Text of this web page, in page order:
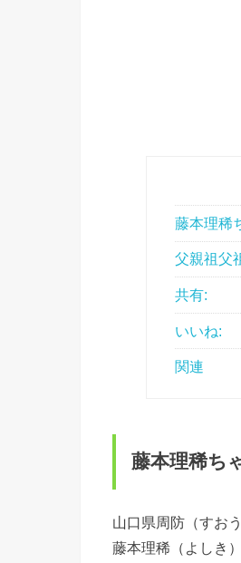
藤本理稀
父親祖父
共有:
いいね:
関連
藤本理稀ち
山口県周防（すお
藤本理稀（よしき